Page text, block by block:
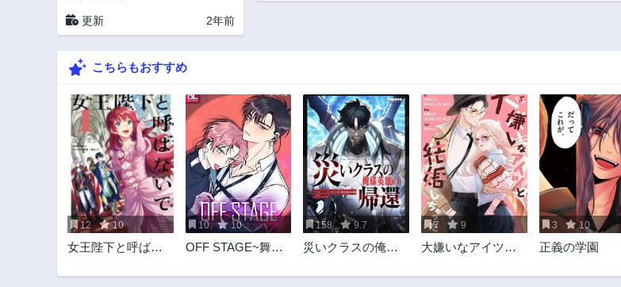
更新 2年前
こちらもおすすめ
12 10
女王陛下と呼ばな
10 10
OFF STAGE~舞台
158 9.7
災いクラスの俺様
7 9
大嫌いなアイツと
3 10
正義の学園